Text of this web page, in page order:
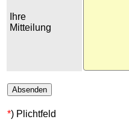
Ihre
Mitteilung
*) Plichtfeld